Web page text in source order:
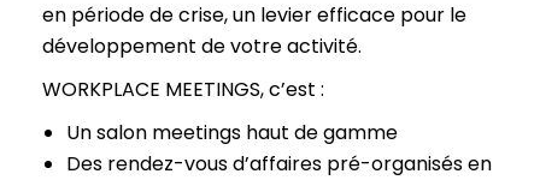
en période de crise, un levier efficace pour le
développement de votre activité.
WORKPLACE MEETINGS, c’est :
Un salon meetings haut de gamme
Des rendez-vous d’affaires pré-organisés en